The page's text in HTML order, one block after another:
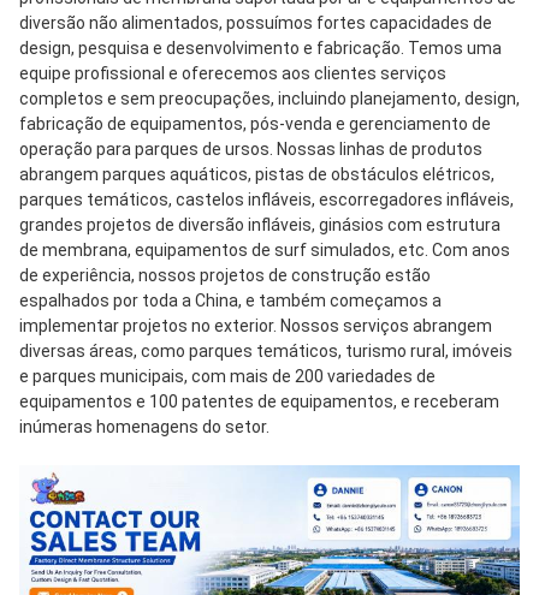
diversão não alimentados, possuímos fortes capacidades de
design, pesquisa e desenvolvimento e fabricação. Temos uma
equipe profissional e oferecemos aos clientes serviços
completos e sem preocupações, incluindo planejamento, design,
fabricação de equipamentos, pós-venda e gerenciamento de
operação para parques de ursos. Nossas linhas de produtos
abrangem parques aquáticos, pistas de obstáculos elétricos,
parques temáticos, castelos infláveis, escorregadores infláveis,
grandes projetos de diversão infláveis, ginásios com estrutura
de membrana, equipamentos de surf simulados, etc. Com anos
de experiência, nossos projetos de construção estão
espalhados por toda a China, e também começamos a
implementar projetos no exterior. Nossos serviços abrangem
diversas áreas, como parques temáticos, turismo rural, imóveis
e parques municipais, com mais de 200 variedades de
equipamentos e 100 patentes de equipamentos, e receberam
inúmeras homenagens do setor.